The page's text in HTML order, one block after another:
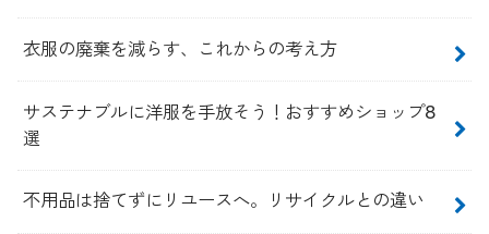
衣服の廃棄を減らす、これからの考え方
サステナブルに洋服を手放そう！おすすめショップ8
選
不用品は捨てずにリユースへ。リサイクルとの違い